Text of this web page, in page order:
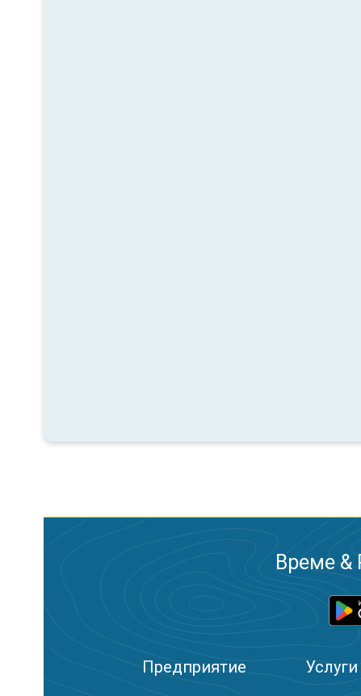
Време &
Предприятие Услуги